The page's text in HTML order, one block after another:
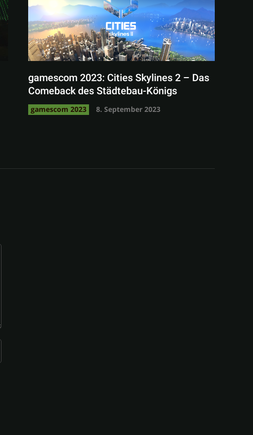
gamescom 2023: Cities Skylines 2 – Das
Comeback des Städtebau-Königs
gamescom 2023 8. September 2023